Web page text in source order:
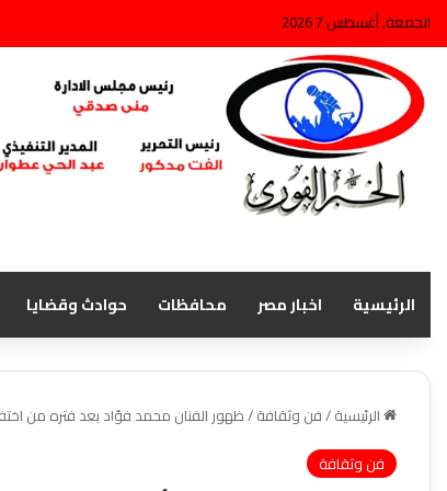
الجمعة, أغسطس 7 2026
الرئيسية اخبار مصر محافظات حوادث وقضايا
الرئيسية/فن وثقافة/ظهور الفنان محمد فؤاد بعد فتره من
فن وثقافة